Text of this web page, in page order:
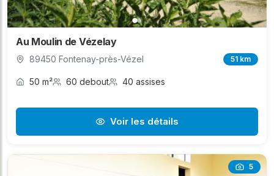
Au Moulin de Vézelay
89450 Fontenay-près-Vézel 51 km
50 m² 60 debout 40 assises
Voir les détails
5